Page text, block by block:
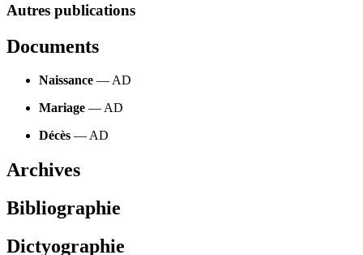
Autres publications
Documents
Naissance — AD
Mariage — AD
Décès — AD
Archives
Bibliographie
Dictyographie